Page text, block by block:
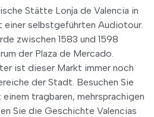
Stätte Lonja de Valencia in
einer selbstgeführten Audiotour.
zwischen 1583 und 1598
der Plaza de Mercado.
ist dieser Markt immer noch
der Stadt. Besuchen Sie
tragbaren, mehrsprachigen
Sie die Geschichte Valencias